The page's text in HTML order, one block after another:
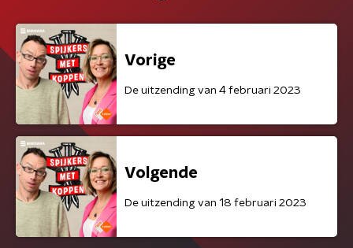
Vorige
De uitzending van 4 februari 2023
Volgende
De uitzending van 18 februari 2023